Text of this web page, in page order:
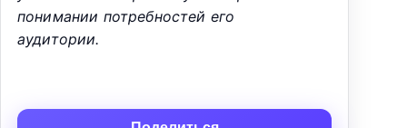
понимании потребностей его
аудитории.